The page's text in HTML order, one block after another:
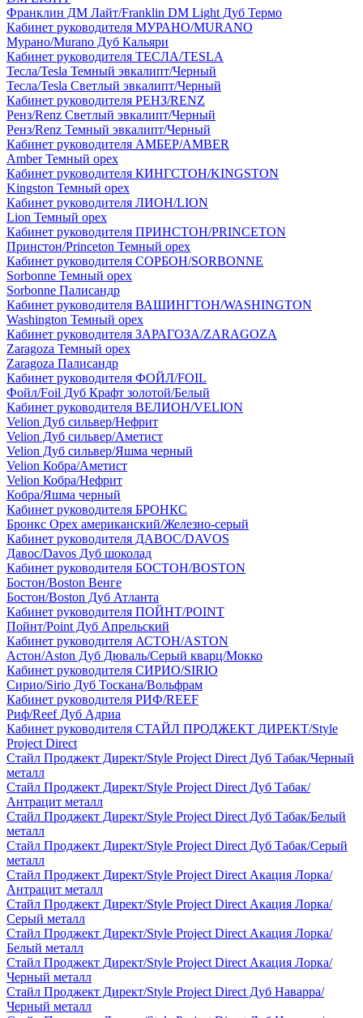
Франклин ДМ Лайт/Franklin DM Light Дуб Термо
Кабинет руководителя МУРАНО/MURANO
Мурано/Murano Дуб Кальяри
Кабинет руководителя ТЕСЛА/TESLA
Тесла/Tesla Темный эвкалипт/Черный
Тесла/Tesla Светлый эвкалипт/Черный
Кабинет руководителя РЕНЗ/RENZ
Ренз/Renz Светлый эвкалипт/Черный
Ренз/Renz Темный эвкалипт/Черный
Кабинет руководителя АМБЕР/AMBER
Amber Темный орех
Кабинет руководителя КИНГСТОН/KINGSTON
Kingston Темный орех
Кабинет руководителя ЛИОН/LION
Lion Темный орех
Кабинет руководителя ПРИНСТОН/PRINCETON
Принстон/Princeton Темный орех
Кабинет руководителя СОРБОН/SORBONNE
Sorbonne Темный орех
Sorbonne Палисандр
Кабинет руководителя ВАШИНГТОН/WASHINGTON
Washington Темный орех
Кабинет руководителя ЗАРАГОЗА/ZARAGOZA
Zaragoza Темный орех
Zaragoza Палисандр
Кабинет руководителя ФОЙЛ/FOIL
Фойл/Foil Дуб Крафт золотой/Белый
Кабинет руководителя ВЕЛИОН/VELION
Velion Дуб сильвер/Нефрит
Velion Дуб сильвер/Аметист
Velion Дуб сильвер/Яшма черный
Velion Кобра/Аметист
Velion Кобра/Нефрит
Кобра/Яшма черный
Кабинет руководителя БРОНКС
Бронкс Орех американский/Железно-серый
Кабинет руководителя ДАВОС/DAVOS
Давос/Davos Дуб шоколад
Кабинет руководителя БОСТОН/BOSTON
Бостон/Boston Венге
Бостон/Boston Дуб Атланта
Кабинет руководителя ПОЙНТ/POINT
Пойнт/Point Дуб Апрельский
Кабинет руководителя АСТОН/ASTON
Астон/Aston Дуб Дюваль/Серый кварц/Мокко
Кабинет руководителя СИРИО/SIRIO
Сирио/Sirio Дуб Тоскана/Вольфрам
Кабинет руководителя РИФ/REEF
Риф/Reef Дуб Адриа
Кабинет руководителя СТАЙЛ ПРОДЖЕКТ ДИРЕКТ/Style
Project Direct
Стайл Проджект Директ/Style Project Direct Дуб Табак/Черный
металл
Стайл Проджект Директ/Style Project Direct Дуб Табак/
Антрацит металл
Стайл Проджект Директ/Style Project Direct Дуб Табак/Белый
металл
Стайл Проджект Директ/Style Project Direct Дуб Табак/Серый
металл
Стайл Проджект Директ/Style Project Direct Акация Лорка/
Антрацит металл
Стайл Проджект Директ/Style Project Direct Акация Лорка/
Серый металл
Стайл Проджект Директ/Style Project Direct Акация Лорка/
Белый металл
Стайл Проджект Директ/Style Project Direct Акация Лорка/
Черный металл
Стайл Проджект Директ/Style Project Direct Дуб Наварра/
Черный металл